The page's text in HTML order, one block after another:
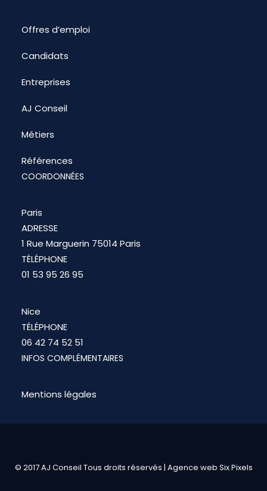
Offres d’emploi
Candidats
Entreprises
AJ Conseil
Métiers
Références
COORDONNÉES
Paris
ADRESSE
1 Rue Marguerin 75014 Paris
TÉLÉPHONE
01 53 95 26 95
Nice
TÉLÉPHONE
06 42 74 52 51
INFOS COMPLÉMENTAIRES
Mentions légales
© 2017 AJ Conseil Tous droits réservés | Agence web Six Pixels